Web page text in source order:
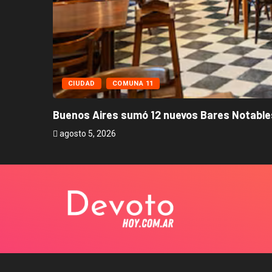
CIUDAD COMUNA 11
Buenos Aires sumó 12 nuevos Bares
agosto 5, 2026